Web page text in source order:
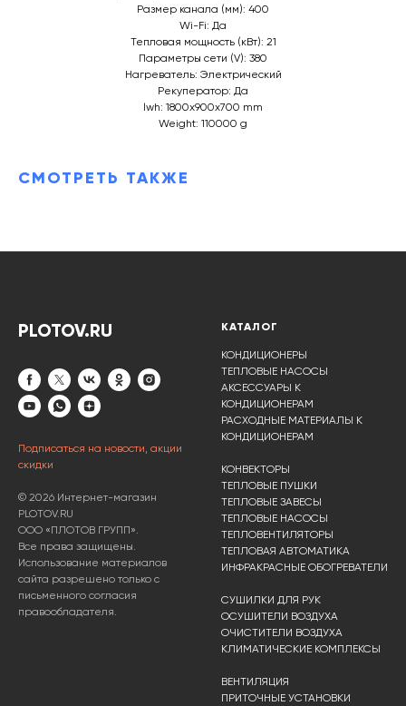
Размер канала (мм): 400
Wi-Fi: Да
Тепловая мощность (кВт): 21
Параметры сети (V): 380
Нагреватель: Электрический
Рекуператор: Да
lwh: 1800x900x700 mm
Weight: 110000 g
СМОТРЕТЬ ТАКЖЕ
PLOTOV.RU
Подписаться на новости, акции
скидки
© 2026 Интернет-магазин
PLOTOV.RU
ООО «ПЛОТОВ ГРУПП».
Все права защищены.
Использование материалов
сайта разрешено только с
письменного согласия
правообладателя.
КАТАЛОГ
КОНДИЦИОНЕРЫ
ТЕПЛОВЫЕ НАСОСЫ
АКСЕССУАРЫ К
КОНДИЦИОНЕРАМ
РАСХОДНЫЕ МАТЕРИАЛЫ К
КОНДИЦИОНЕРАМ
КОНВЕКТОРЫ
ТЕПЛОВЫЕ ПУШКИ
ТЕПЛОВЫЕ ЗАВЕСЫ
ТЕПЛОВЫЕ НАСОСЫ
ТЕПЛОВЕНТИЛЯТОРЫ
ТЕПЛОВАЯ АВТОМАТИКА
ИНФРАКРАСНЫЕ ОБОГРЕВАТЕЛИ
СУШИЛКИ ДЛЯ РУК
ОСУШИТЕЛИ ВОЗДУХА
ОЧИСТИТЕЛИ ВОЗДУХА
КЛИМАТИЧЕСКИЕ КОМПЛЕКСЫ
ВЕНТИЛЯЦИЯ
ПРИТОЧНЫЕ УСТАНОВКИ